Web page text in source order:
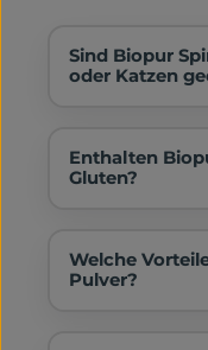
Sind Biopur
oder Katzen
Enthalten
Gluten?
Welche
Pulver?